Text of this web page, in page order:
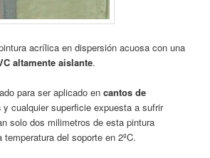
acrílica en dispersión acuosa con una
altamente aislante.
para ser aplicado encantos de
y cualquier superficie expuesta a sufrir
solo dos milimetros de esta pintura
del soporte en 2ºC.